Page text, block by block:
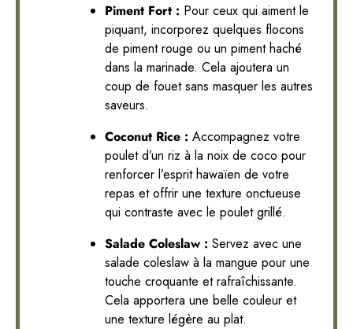
Piment Fort : Pour ceux qui aiment le
piquant, incorporez quelques flocons
de piment rouge ou un piment haché
dans la marinade. Cela ajoutera un
coup de fouet sans masquer les autres
saveurs.
Coconut Rice : Accompagnez votre
poulet d’un riz à la noix de coco pour
renforcer l’esprit hawaïen de votre
repas et offrir une texture onctueuse
qui contraste avec le poulet grillé.
Salade Coleslaw : Servez avec une
salade coleslaw à la mangue pour une
touche croquante et rafraîchissante.
Cela apportera une belle couleur et
une texture légère au plat.